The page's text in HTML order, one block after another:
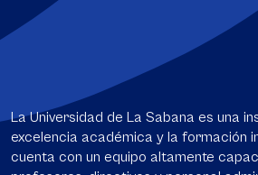
La Universidad de La Sabana es una
excelencia académica y la formación
cuenta con un equipo altamente